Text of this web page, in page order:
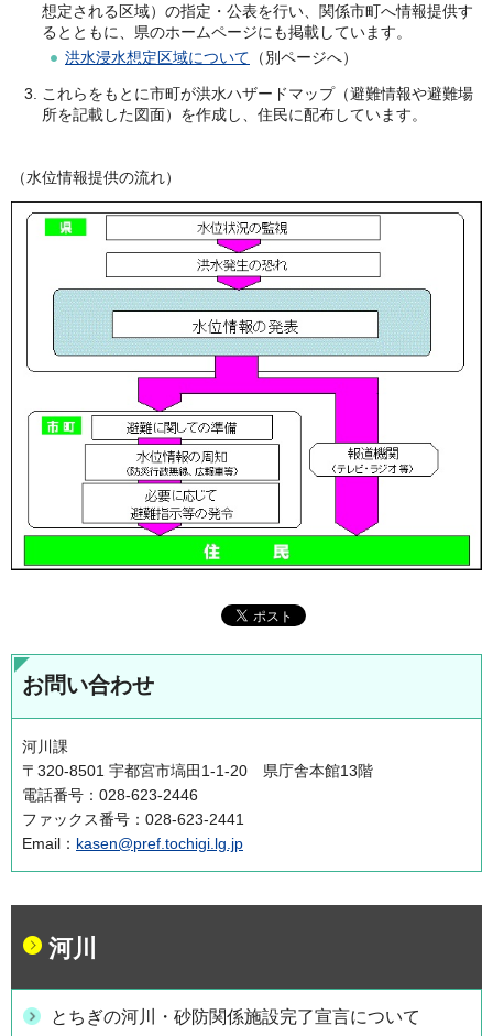
想定される区域）の指定・公表を行い、関係市町へ情報提供す
るとともに、県のホームページにも掲載しています。
洪水浸水想定区域について （別ページへ）
これらをもとに市町が洪水ハザードマップ（避難情報や避難場
所を記載した図面）を作成し、住民に配布しています。
（水位情報提供の流れ）
お問い合わせ
河川課
〒320-8501 宇都宮市塙田1-1-20 県庁舎本館13階
電話番号：028-623-2446
ファックス番号：028-623-2441
Email： kasen@pref.tochigi.lg.jp
河川
とちぎの河川・砂防関係施設完了宣言について